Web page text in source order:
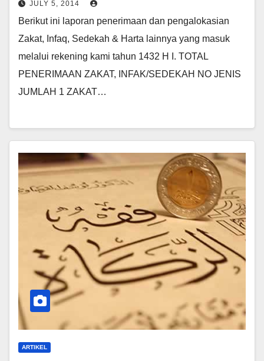
JULY 5, 2014
Berikut ini laporan penerimaan dan pengalokasian
Zakat, Infaq, Sedekah & Harta lainnya yang masuk
melalui rekening kami tahun 1432 H I. TOTAL
PENERIMAAN ZAKAT, INFAK/SEDEKAH NO JENIS
JUMLAH 1 ZAKAT…
ARTIKEL